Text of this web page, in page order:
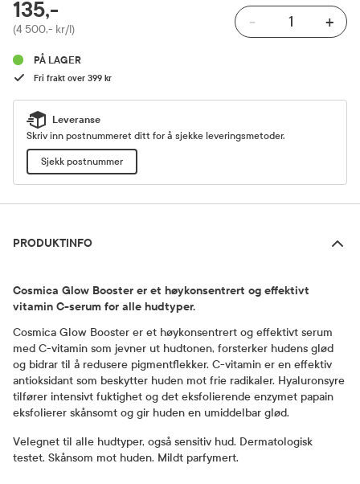
Pris
135,-
(4 500,- kr/l) - +
PÅ LAGER
Fri frakt over 399 kr
Leveranse
Skriv inn postnummeret ditt for å sjekke leveringsmetoder.
Sjekk postnummer
PRODUKTINFO
Cosmica Glow Booster er et høykonsentrert og effektivt
vitamin C-serum for alle hudtyper.
Cosmica Glow Booster er et høykonsentrert og effektivt serum
med C-vitamin som jevner ut hudtonen, forsterker hudens glød
og bidrar til å redusere pigmentflekker. C-vitamin er en effektiv
antioksidant som beskytter huden mot frie radikaler. Hyaluronsyre
tilfører intensivt fuktighet og det eksfolierende enzymet papain
eksfolierer skånsomt og gir huden en umiddelbar glød.
Velegnet til alle hudtyper, også sensitiv hud. Dermatologisk
testet. Skånsom mot huden. Mildt parfymert.